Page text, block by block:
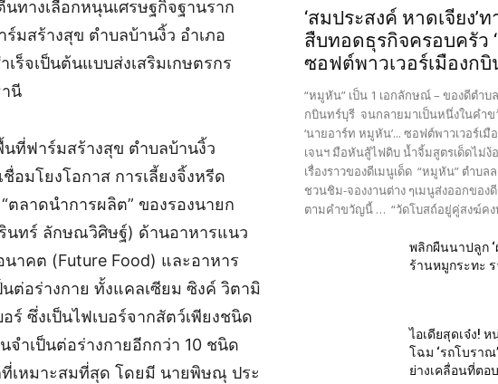
ทางเลือกหนุนเศรษฐกิจฐานราก
มสร้างสุข ตำบลบ้านงิ้ว อำเภอ
ร็จเป็นต้นแบบส่งเสริมเกษตรกร
นี
ที่ฟาร์มสร้างสุข ตำบลบ้านงิ้ว
อมโยงโอกาส การเลี้ยงจิ้งหรีด
ลาดนำการผลิต” ของรองนายก
นทร์ ลักษณวิศิษฐ์) ด้านอาหารแนว
าคต (Future Food) และอาหาร
ต่อร่างกาย ทั้งแคลเซียม ซิงค์ วิตามิ
ร์ ซึ่งเป็นไฟเบอร์จากสัตว์เพียงชนิด
ำเป็นต่อร่างกายอีกกว่า 10 ชนิด
เหมาะสมที่สุด โดยมี นายพิษณุ ประ
‘สมประสงค์ หาดเจียง’
สืบทอดธุรกิจครอบครัว
ซอฟต์พาวเวอร์เมืองกบิ
“หมูหัน” เป็น 1 เอกลักษณ์ – ของดีตำบ
กบินทร์บุรี จนกลายมาเป็นหนึ่งในคำข
‘นายอาร์ท หมูหัน’... ซอฟต์พาวเวอร์เ
เจนฯ มือหันสู้ไฟดิบ น้ำจิ้มสูตรเด็ดไม่ง้
เรื่องราวของดีเมนูเด็ด “หมูหัน” ตำบล
ชวนชิม-จองงานต่าง ๆเมนูส่งออกของ
ตามคำขวัญนี้ … “วัดโบสถ์อยู่คู่สงฆ์คง
พลิกผืนนาปลูก ‘
ร้านหมูกระทะ
ไอเดียสุดเจ๋ง!
โฉม ‘รถโบราณ
ย่างเคลื่อนที่ตอ